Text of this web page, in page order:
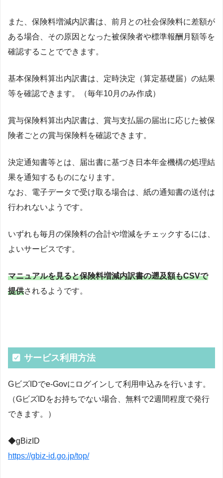
また、保険料増減内訳書は、前月との社会保険料に差額が
ある場合、その原因となった被保険者や標準報酬月額等を
確認することでできます。
基本保険料算出内訳書は、定時決定（算定基礎届）の結果
等を確認できます。（毎年10月のみ作成）
賞与保険料算出内訳書は、賞与支払届の届出に応じた被保
険者ごとの賞与保険料を確認できます。
決定通知書等とは、届出書に基づき日本年金機構の処理結
果を通知するものになります。
なお、電子データで受け取る場合は、紙の通知書の送付は
行われないようです。
いずれも毎月の保険料の合計や増減をチェックするには、
よいサービスです。
マニュアルを見ると保険料増減内訳書の遡及額もCSVで
提供されるようです。
サービス利用方法
GビズIDでe-Govにログインして利用申込みを行います。
（GビズIDをお持ちでない場合、無料で2週間程度で発行
できます。）
◆gBizID
https://gbiz-id.go.jp/top/